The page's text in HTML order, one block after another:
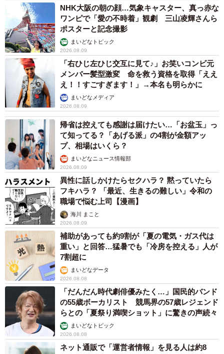
山下 静香
2026.08.08
「ウソだろ」体重130kgの女性芸人オダウエダ
植田 大学時代のほっそり姿に「マジで」
まいどなメディア
2026.08.08
熊本地震でペット同伴の避難を諦める人に胸を
痛め… 被災ペットの受け入れ先をアプリに表
示する「動物避難所マップ」が始動
平藤 清刀
2026.08.08
原則ゆるっと週3勤務 カード支払い日直前は
鬼出勤 借金に追われる風俗嬢 それでも足り
ない場合は朝までガールズバー副業【現役キャ
ストに取材】
たかなし 亜妖
2026.08.08
19歳でハライチ岩井勇気と年の差婚から3年、
22歳元おはガール髪バッサリ「ショート似合い
すぎ」
まいどなメディア
2026.08.08
オフィスに置かれたウォーターサーバー 空の
2Lボトル持参し毎日給水する男性社員→総務担
当者の注意にまさかの逆ギレ！【弁護士が解
説】長澤 芳子
2026.08.08
「我慢できず」村上佳菜子、イケメン夫と全力
ハグ「可愛いふたり」「素敵なご夫婦」
まいどなメディア
2026.08.08